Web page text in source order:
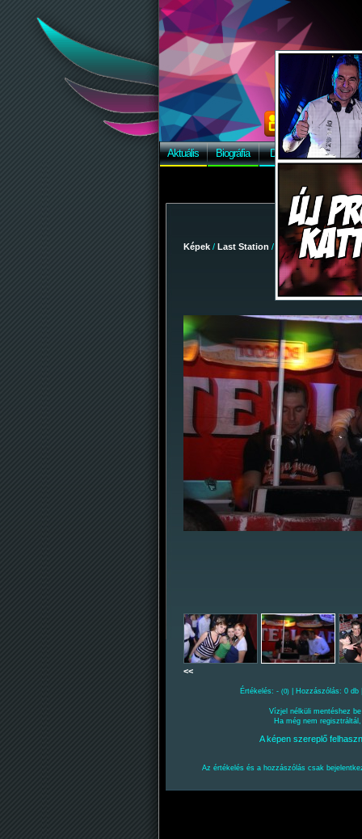
Aktuális Biográfia Discográfia Képek
Képek / Last Station / 2010-03-12 -
<<
Értékelés: - (0) | Hozzászólás: 0
Vízjel nélküli mentéshez
Ha még nem
A képen szereplő
Az értékelés és a hozzászólás csak